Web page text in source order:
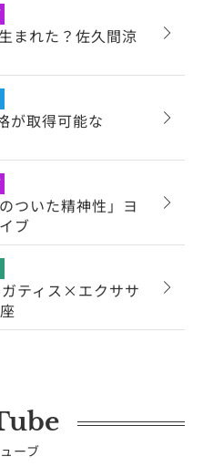
まれた？佐久間涼
が取得可能な
ついた精神性」ヨ
ブ
ティス×エクササ
ーブ